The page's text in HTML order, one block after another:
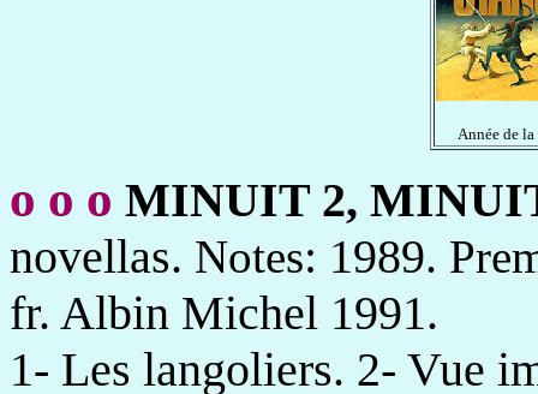
Année de la
o o o MINUIT 2,
novellas. Notes: 1989.
fr. Albin Michel 1991.
1- Les langoliers. 2- Vue